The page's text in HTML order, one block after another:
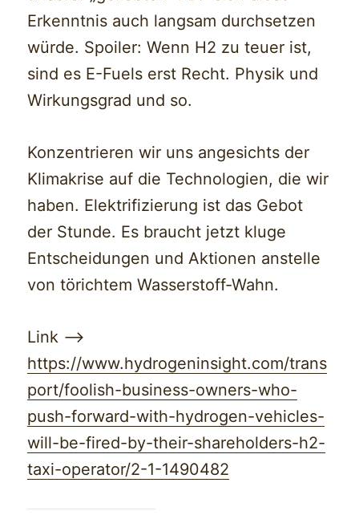
Erkenntnis auch langsam durchsetzen
würde. Spoiler: Wenn H2 zu teuer ist,
sind es E-Fuels erst Recht. Physik und
Wirkungsgrad und so.
Konzentrieren wir uns angesichts der
Klimakrise auf die Technologien, die wir
haben. Elektrifizierung ist das Gebot
der Stunde. Es braucht jetzt kluge
Entscheidungen und Aktionen anstelle
von törichtem Wasserstoff-Wahn.
Link —>
https://www.hydrogeninsight.com/trans
port/foolish-business-owners-who-
push-forward-with-hydrogen-vehicles-
will-be-fired-by-their-shareholders-h2-
taxi-operator/2-1-1490482